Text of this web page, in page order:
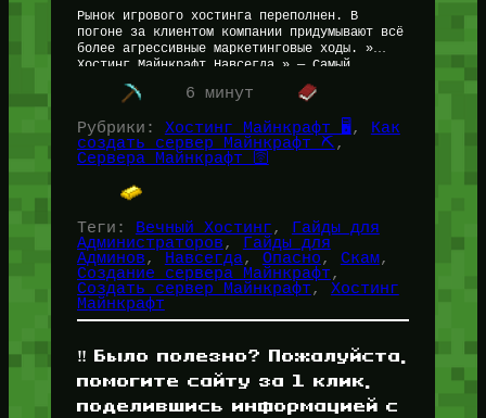
Рынок игрового хостинга переполнен. В
погоне за клиентом компании придумывают всё
более агрессивные маркетинговые ходы. »
Хостинг Майнкрафт Навсегда » — Самый
заманчивый и одновременно самый финансово
рискованный для пользователя…
6 минут
Рубрики: Хостинг Майнкрафт 🖥️,
Как
создать сервер Майнкрафт ⛏️
Сервера Майнкрафт 🛜
Теги: Вечный Хостинг, Гайды для
Администраторов, Гайды для
Админов, Навсегда, Опасно, Скам
Создание сервера Майнкрафт
Создать сервер Майнкрафт, Хостинг
Майнкрафт
‼️ Было полезно? Пожалуйста,
помогите сайту за 1 клик,
поделившись информацией с